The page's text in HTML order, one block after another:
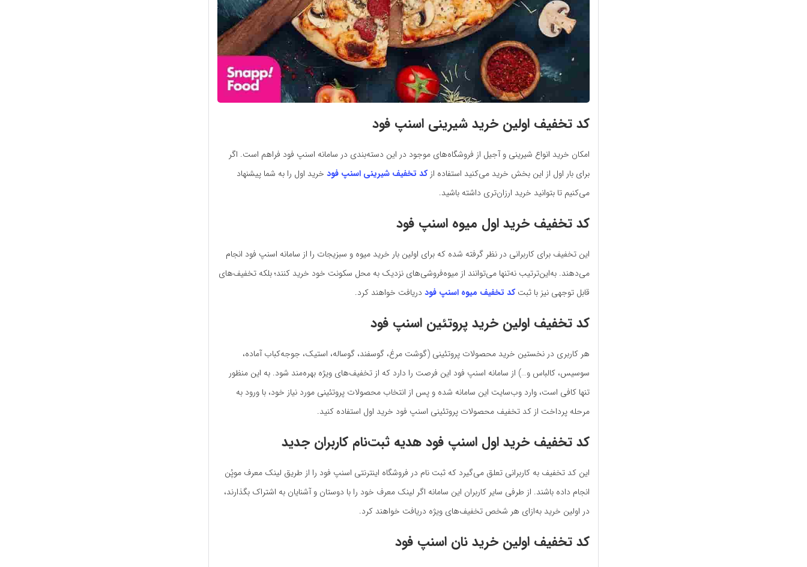
کد تخفیف اولین خرید شیرینی اسنپ فود
امکان خرید انواع شیرینی و آجیل از فروشگاه‌های موجود در این دسته‌بندی در سامانه اسنپ فود فراهم است. اگر
برای بار اول از این بخش خرید می‌کنید استفاده ازکد تخفیف شیرینی اسنپ فود خرید اول را به شما پیشنهاد
می‌کنیم تا بتوانید خرید ارزان‌تری داشته باشید.
کد تخفیف خرید اول میوه اسنپ فود
این تخفیف برای کاربرانی در نظر گرفته شده که برای اولین‌ بار خرید میوه و سبزیجات را از سامانه اسنپ فود انجام
می‌دهند. به‌این‌ترتیب نه‌تنها می‌توانند از میوه‌فروشی‌های نزدیک به محل‌ سکونت خود خرید کنند؛ بلکه تخفیف‌های
قابل توجهی نیز با ثبتکد تخفیف میوه اسنپ فود دریافت خواهند کرد.
کد تخفیف اولین خرید پروتئین اسنپ فود
هر کاربری در نخستین خرید محصولات‌ پروتئینی (گوشت‌ مرغ، گوسفند، گوساله، استیک، جوجه‌کباب آماده،
سوسیس، کالباس و…) از سامانه اسنپ فود این فرصت را دارد که از تخفیف‌های ویژه بهره‌مند شود. به این منظور
تنها کافی است، وارد وب‌سایت این سامانه شده و پس از انتخاب محصولات پروتئینی مورد نیاز خود، با ورود به‌
مرحله پرداخت از کد‌ تخفیف محصولات پروتئینی اسنپ فود خرید‌ اول استفاده کنید.
کد‌ تخفیف خرید‌ اول اسنپ فود هدیه ثبت‌نام کاربران جدید
این کد‌ تخفیف به کاربرانی تعلق می‌گیرد که ثبت‌ نام در فروشگاه اینترنتی اسنپ فود را از طریق لینک معرف موپُن
انجام داده باشند. از طرفی سایر کاربران این‌ سامانه اگر لینک‌ معرف خود را با دوستان و آشنایان به اشتراک بگذارند،
در اولین خرید به‌ازای هر شخص تخفیف‌های ویژه دریافت خواهند کرد.
کد تخفیف اولین خرید نان اسنپ فود